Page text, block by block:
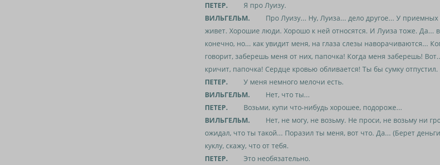
ПЕТЕР. Я про Луизу.
ВИЛЬГЕЛЬМ. Про Луизу... Ну, Луиза... дело другое... У приемных
живет. Хорошие люди. Хорошо к ней относятся. И Луиза тоже. Да...
конечно, но... как увидит меня, на глаза слезы наворачиваются...
говорит, заберешь меня от них, папочка! Когда меня заберешь!
кричит, папочка! Сердце кровью обливается! Ты бы сумку отпустил.
ПЕТЕР. У меня немного мелочи есть.
ВИЛЬГЕЛЬМ. Нет, что ты...
ПЕТЕР. Возьми, купи что-нибудь хорошее, подороже...
ВИЛЬГЕЛЬМ. Нет, не могу, не возьму. Не проси, не возьму ни
ожидал, что ты такой... Поразил ты меня, вот что. Да... (Берет
куклу, скажу, что от тебя.
ПЕТЕР. Это необязательно.